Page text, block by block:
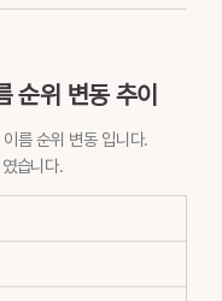
순위 변동 추이
름 순위 변동 입니다.
습니다.